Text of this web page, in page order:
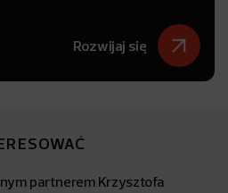
Rozwijaj się
partnerem Krzysztofa